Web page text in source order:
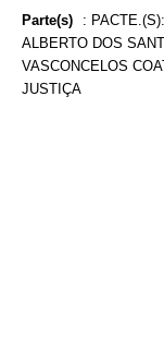
Parte(s) :
ALBERTO DOS
VASCONCELOS
JUSTIÇA